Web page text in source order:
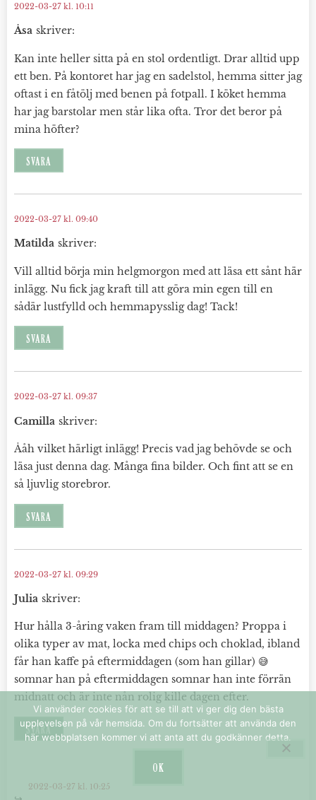
Åsa skriver:
2022-03-27 kl. 10:11
Kan inte heller sitta på en stol ordentligt. Drar alltid upp
ett ben. På kontoret har jag en sadelstol, hemma sitter jag
oftast i en fåtölj med benen på fotpall. I köket hemma
har jag barstolar men står lika ofta. Tror det beror på
mina höfter?
SVARA
Matilda skriver:
2022-03-27 kl. 09:40
Vill alltid börja min helgmorgon med att läsa ett sånt här
inlägg. Nu fick jag kraft till att göra min egen till en
sådär lustfylld och hemmapysslig dag! Tack!
SVARA
Camilla skriver:
2022-03-27 kl. 09:37
Ååh vilket härligt inlägg! Precis vad jag behövde se och
läsa just denna dag. Många fina bilder. Och fint att se en
så ljuvlig storebror.
SVARA
Julia skriver:
2022-03-27 kl. 09:29
Hur hålla 3-åring vaken fram till middagen? Proppa i
olika typer av mat, locka med chips och choklad, ibland
får han kaffe på eftermiddagen (som han gillar) 😅
somnar han på eftermiddagen somnar han inte förrän
midnatt och är inte nån rolig kille dagen efter.
SVARA
2022-03-27 kl. 10:25
Vi använder cookies för att se till att vi ger dig den bästa
upplevelsen på vår hemsida. Om du fortsätter att använda den
här webbplatsen kommer vi att anta att du godkänner detta.
OK